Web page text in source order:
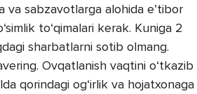
va sabzavotlarga alohida e’tibor
to‘qimalari kerak. Kuniga 2
sharbatlarni sotib olmang.
Ovqatlanish vaqtini o‘tkazib
qorindagi og‘irlik va hojatxonaga